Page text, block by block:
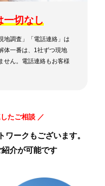
一切なし
地調査」「電話連絡」は
体一番は、1社ずつ現地
せん。電話連絡もお客様
たご相談 ／
ークもございます。
介が可能です